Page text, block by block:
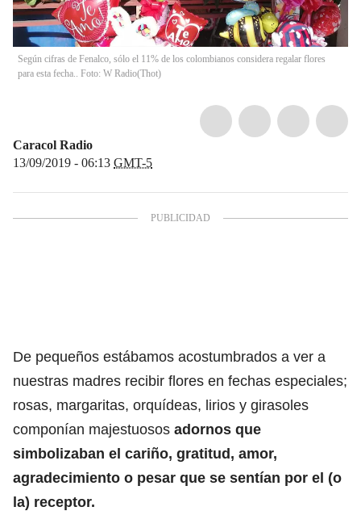
Según cifras de Fenalco, sólo el 11% de los colombianos considera regalar flores
para esta fecha.. Foto: W Radio(Thot)
Caracol Radio
13/09/2019 - 06:13 GMT-5
De pequeños estábamos acostumbrados a ver a
nuestras madres recibir flores en fechas especiales;
rosas, margaritas, orquídeas, lirios y girasoles
componían majestuosos adornos que
simbolizaban el cariño, gratitud, amor,
agradecimiento o pesar que se sentían por el (o
la) receptor.